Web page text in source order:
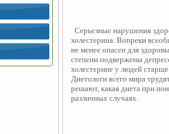
Серьезные нарушения
холестерина. Вопреки
не менее опасен для
степени подвержены
холестерине у людей
Диетологи всего мира
решают, какая диета при
различных случаях.